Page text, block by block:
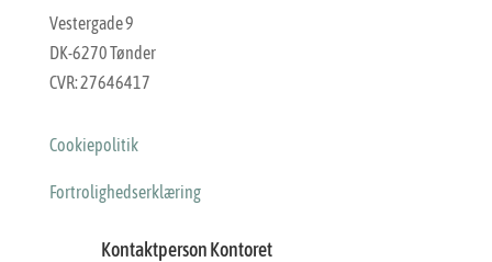
Vestergade 9
DK-6270 Tønder
CVR: 27646417
Cookiepolitik
Fortrolighedserklæring
Kontaktperson Kontoret